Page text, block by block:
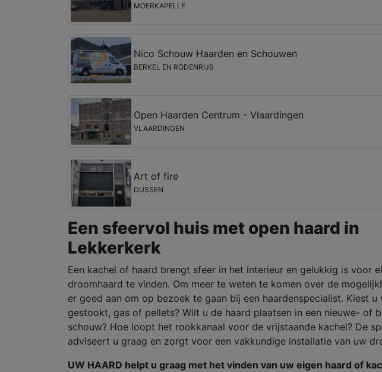
MOERKAPELLE
Nico Schouw Haarden en Schouwen
BERKEL EN RODENRIJS
Open Haarden Centrum - Vlaardingen
VLAARDINGEN
Art of fire
DUSSEN
Een sfeervol huis met open haard in
Lekkerkerk
Een kachel of haard brengt sfeer in het interieur en gelukkig is voor
droomhaard te vinden. Om meer te weten te komen over de
er goed aan om op bezoek te gaan bij een haardenspecialist. Kiest u
gestookt, gas of pellets? Wilt u de haard plaatsen in een nieuwe- of
schouw? Hoe loopt het rookkanaal voor de vrijstaande kachel? De
adviseert u graag en zorgt voor een vakkundige installatie van uw
UW HAARD helpt u graag met het vinden van uw eigen haard of